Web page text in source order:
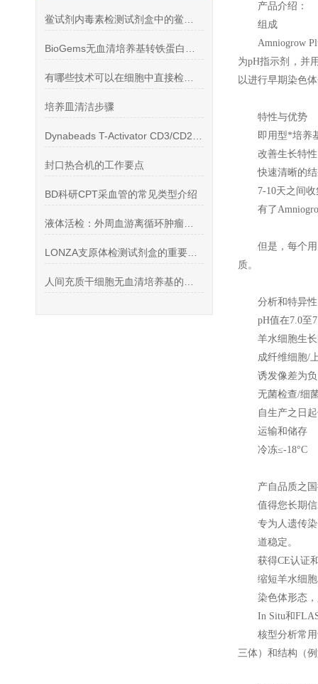
培养皿清洁步骤
封口热合机的工作要点
BD科研CPT采血管的常见类型介绍
产品介绍：
组成
Amniogrow
为pH指示剂，并
以进行早期染色
特性与优势
即用型*培养
改善生长特性
快速清晰的
7-10天之间
有了
但是，每个
质。
分析和特异性
pH值在7.0至
羊水细胞生
成纤维细胞/
诱发像差为负
无菌检查/细
自生产之日
运输和储存
冷冻≤-18°C
产自品质之
值得您长期
专为人遗传
道稳定。
获得CE认证
缩短羊水细
染色体形态
In Situ和
核型分析常
三体）和结构（